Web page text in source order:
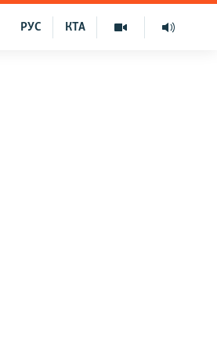
КТА
РУС